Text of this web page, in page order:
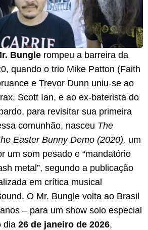
Bungle rompeu a barreira da
quando o trio Mike Patton (Faith
e Trevor Dunn uniu-se ao
Scott Ian, e ao ex-baterista do
para revisitar sua primeira
comunhão, nasceu The
Easter Bunny Demo (2020), um
um som pesado e “mandatório
metal”, segundo a publicação
em crítica musical
O Mr. Bungle volta ao Brasil
– para um show solo especial
dia 26 de janeiro de 2026,